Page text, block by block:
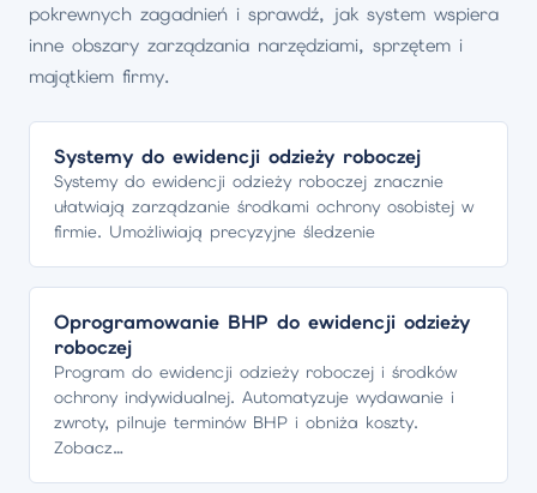
pokrewnych zagadnień i sprawdź, jak system wspiera
inne obszary zarządzania narzędziami, sprzętem i
majątkiem firmy.
Systemy do ewidencji odzieży roboczej
Systemy do ewidencji odzieży roboczej znacznie
ułatwiają zarządzanie środkami ochrony osobistej w
firmie. Umożliwiają precyzyjne śledzenie
Oprogramowanie BHP do ewidencji odzieży
roboczej
Program do ewidencji odzieży roboczej i środków
ochrony indywidualnej. Automatyzuje wydawanie i
zwroty, pilnuje terminów BHP i obniża koszty.
Zobacz…